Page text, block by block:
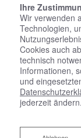
Ihre
Wir verwenden
Technologien,
Cookies auch
technisch
Informationen,
und
jederzeit ändern.